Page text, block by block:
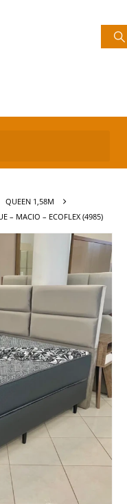
QUEEN 1,58M
– MACIO – ECOFLEX (4985)